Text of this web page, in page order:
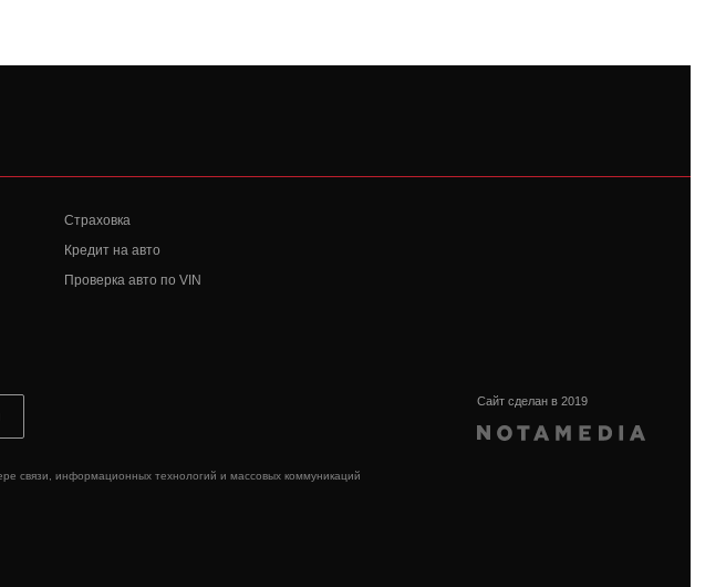
Страховка
Кредит на авто
Проверка авто по VIN
информационных технологий и массовых коммуникаций
Сайт сделан в 2019